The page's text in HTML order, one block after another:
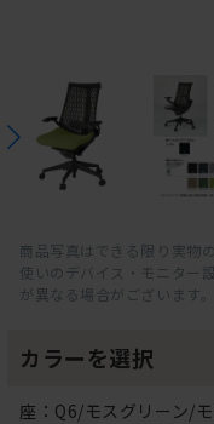
商品写真はできる限り実物
使いのデバイス・モニター
が異なる場合がございます。
カラーを選択
座：Q6/モスグリーン/